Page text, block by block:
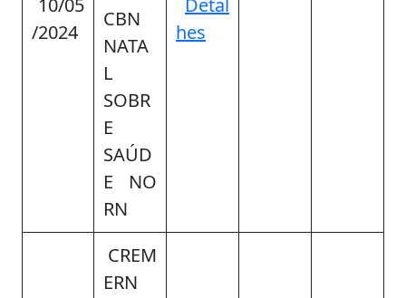
10/05
/2024
CBN
NATA
L
SOBR
E
SAÚD
E NO
RN
Detal
hes
CREM
ERN